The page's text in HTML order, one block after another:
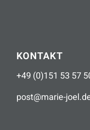
KONTAKT
+49 (0)151 53 57
post@marie-joel.